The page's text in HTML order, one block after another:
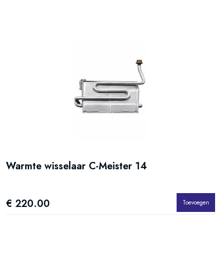
Warmte wisselaar C-Meister 14
€ 220.00 Toevoegen